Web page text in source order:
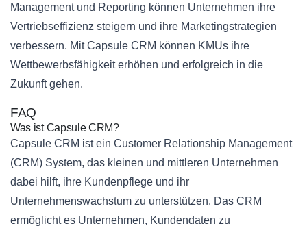
Management und Reporting können Unternehmen ihre
Vertriebseffizienz steigern und ihre Marketingstrategien
verbessern. Mit Capsule CRM können KMUs ihre
Wettbewerbsfähigkeit erhöhen und erfolgreich in die
Zukunft gehen.
FAQ
Was ist Capsule CRM?
Capsule CRM ist ein Customer Relationship Management
(CRM) System, das kleinen und mittleren Unternehmen
dabei hilft, ihre Kundenpflege und ihr
Unternehmenswachstum zu unterstützen. Das CRM
ermöglicht es Unternehmen, Kundendaten zu